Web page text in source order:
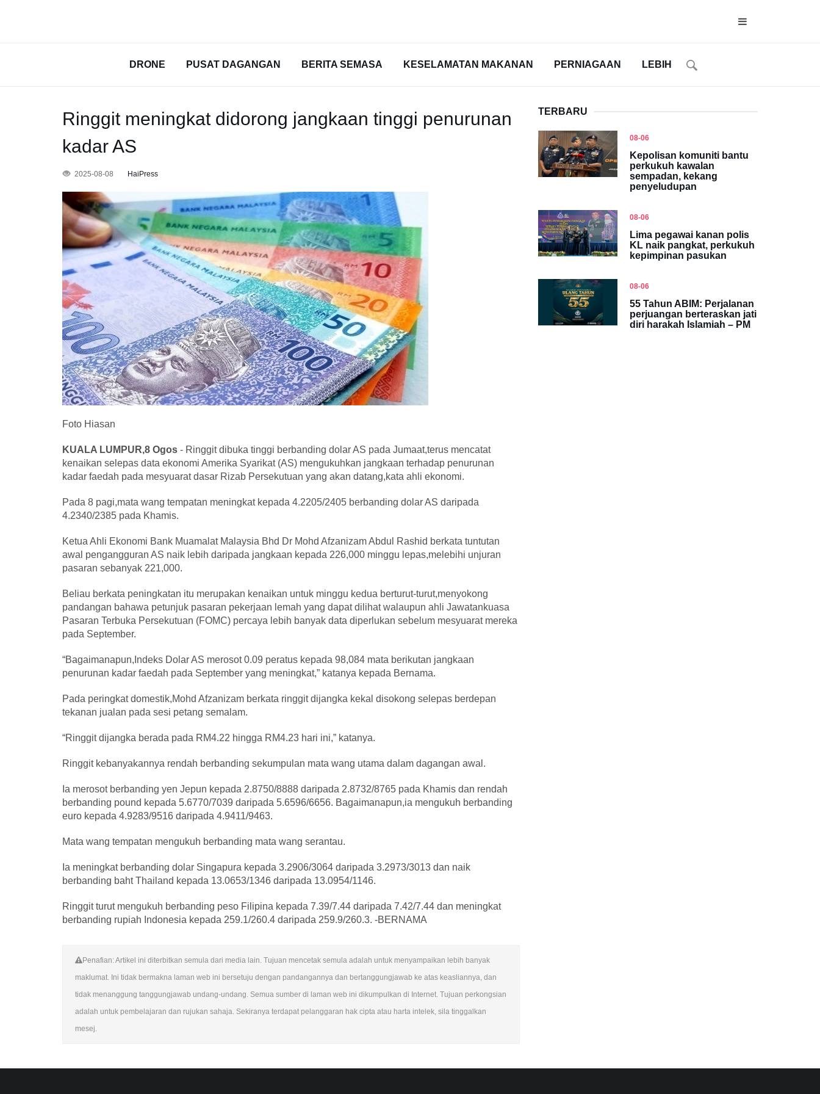
DRONE PUSAT DAGANGAN BERITA SEMASA KESELAMATAN MAKANAN PERNIAGAAN LEBIH
Ringgit meningkat didorong jangkaan tinggi penurunan
kadar AS
2025-08-08 HaiPress
Foto Hiasan
KUALA LUMPUR,8 Ogos - Ringgit dibuka tinggi berbanding dolar AS pada Jumaat,terus mencatat
kenaikan selepas data ekonomi Amerika Syarikat (AS) mengukuhkan jangkaan terhadap penurunan
kadar faedah pada mesyuarat dasar Rizab Persekutuan yang akan datang,kata ahli ekonomi.
Pada 8 pagi,mata wang tempatan meningkat kepada 4.2205/2405 berbanding dolar AS daripada
4.2340/2385 pada Khamis.
Ketua Ahli Ekonomi Bank Muamalat Malaysia Bhd Dr Mohd Afzanizam Abdul Rashid berkata tuntutan
awal pengangguran AS naik lebih daripada jangkaan kepada 226,000 minggu lepas,melebihi unjuran
pasaran sebanyak 221,000.
Beliau berkata peningkatan itu merupakan kenaikan untuk minggu kedua berturut-turut,menyokong
pandangan bahawa petunjuk pasaran pekerjaan lemah yang dapat dilihat walaupun ahli Jawatankuasa
Pasaran Terbuka Persekutuan (FOMC) percaya lebih banyak data diperlukan sebelum mesyuarat mereka
pada September.
“Bagaimanapun,Indeks Dolar AS merosot 0.09 peratus kepada 98,084 mata berikutan jangkaan
penurunan kadar faedah pada September yang meningkat,” katanya kepada Bernama.
Pada peringkat domestik,Mohd Afzanizam berkata ringgit dijangka kekal disokong selepas berdepan
tekanan jualan pada sesi petang semalam.
“Ringgit dijangka berada pada RM4.22 hingga RM4.23 hari ini,” katanya.
Ringgit kebanyakannya rendah berbanding sekumpulan mata wang utama dalam dagangan awal.
Ia merosot berbanding yen Jepun kepada 2.8750/8888 daripada 2.8732/8765 pada Khamis dan rendah
berbanding pound kepada 5.6770/7039 daripada 5.6596/6656. Bagaimanapun,ia mengukuh berbanding
euro kepada 4.9283/9516 daripada 4.9411/9463.
Mata wang tempatan mengukuh berbanding mata wang serantau.
Ia meningkat berbanding dolar Singapura kepada 3.2906/3064 daripada 3.2973/3013 dan naik
berbanding baht Thailand kepada 13.0653/1346 daripada 13.0954/1146.
Ringgit turut mengukuh berbanding peso Filipina kepada 7.39/7.44 daripada 7.42/7.44 dan meningkat
berbanding rupiah Indonesia kepada 259.1/260.4 daripada 259.9/260.3. -BERNAMA
Penafian: Artikel ini diterbitkan semula dari media lain. Tujuan mencetak semula adalah untuk menyampaikan lebih banyak
maklumat. Ini tidak bermakna laman web ini bersetuju dengan pandangannya dan bertanggungjawab ke atas keasliannya, dan
tidak menanggung tanggungjawab undang-undang. Semua sumber di laman web ini dikumpulkan di Internet. Tujuan perkongsian
adalah untuk pembelajaran dan rujukan sahaja. Sekiranya terdapat pelanggaran hak cipta atau harta intelek, sila tinggalkan
mesej.
TERBARU
08-06
Kepolisan komuniti bantu
perkukuh kawalan
sempadan, kekang
penyeludupan
08-06
Lima pegawai kanan polis
KL naik pangkat, perkukuh
kepimpinan pasukan
08-06
55 Tahun ABIM: Perjalanan
perjuangan berteraskan jati
diri harakah Islamiah – PM